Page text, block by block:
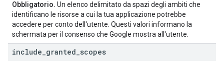
Obbligatorio. Un elenco delimitato da spazi degli ambiti che
identificano le risorse a cui la tua applicazione potrebbe
accedere per conto dell'utente. Questi valori informano la
schermata per il consenso che Google mostra all'utente.
include granted scopes